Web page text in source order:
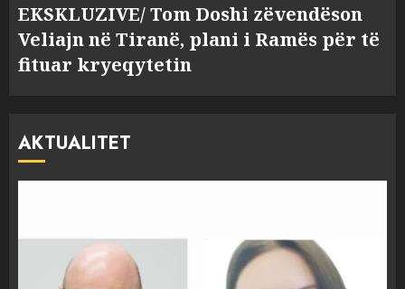
EKSKLUZIVE/ Tom Doshi zëvendëson
Veliajn në Tiranë, plani i Ramës për të
fituar kryeqytetin
AKTUALITET